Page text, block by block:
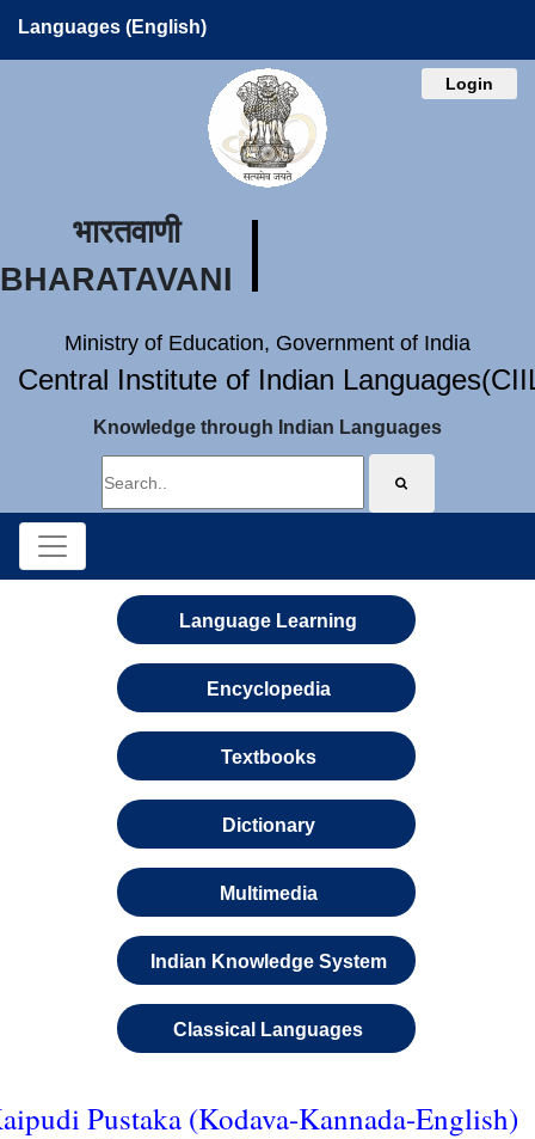
Languages (English)
Login
भारतवाणी
BHARATAVANI
Ministry of Education, Government of India
Central Institute of Indian
Knowledge through Indian Languages
Language Learning
Encyclopedia
Textbooks
Dictionary
Multimedia
Indian Knowledge System
Classical Languages
Pustaka (Kodava-Kannada-English)